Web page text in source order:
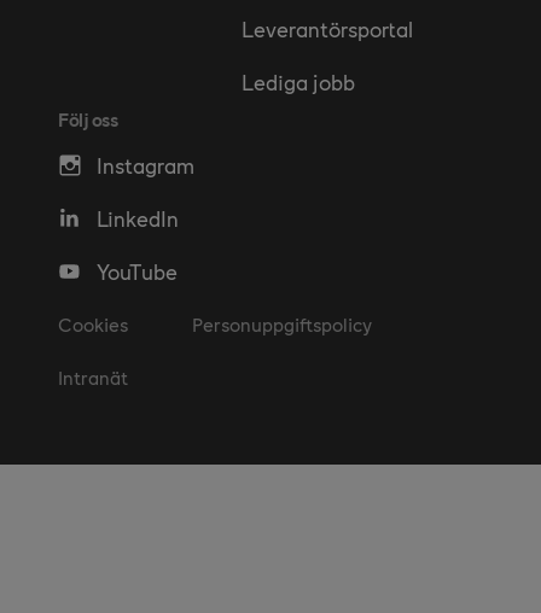
Leverantörsportal
Lediga jobb
Följ oss
Instagram
LinkedIn
YouTube
Cookies Personuppgiftspolicy
Intranät